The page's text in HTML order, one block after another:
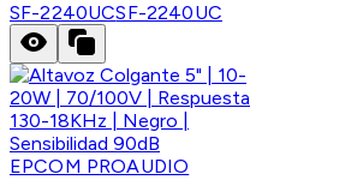
SF-2240UCSF-2240UC
EPCOM PROAUDIO